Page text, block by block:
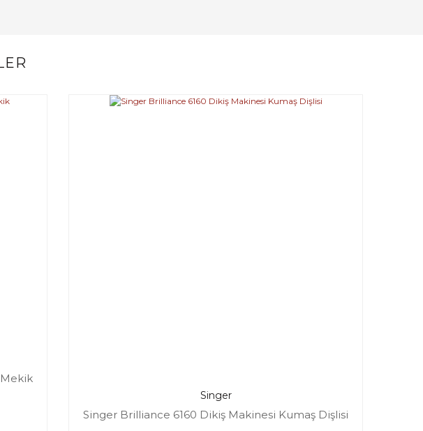
Singer
Singer Brilliance 6160 Dikiş Makinesi Kumaş Dişlisi